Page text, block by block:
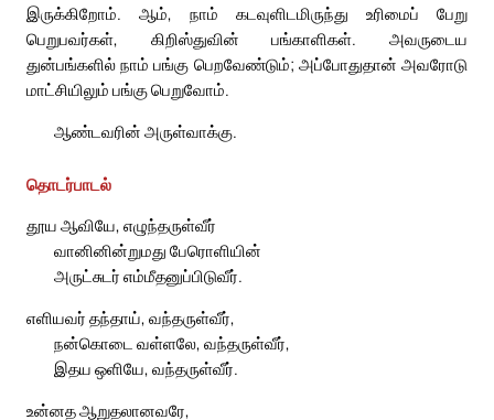
இருக்கிறோம். ஆம், நாம் கடவுளிடமிருந்து உரிமைப் பேறு
பெறுபவர்கள், கிறிஸ்துவின் பங்காளிகள். அவருடைய
துன்பங்களில் நாம் பங்கு பெறவேண்டும்; அப்போதுதான் அவரோடு
மாட்சியிலும் பங்கு பெறுவோம்.
ஆண்டவரின் அருள்வாக்கு.
தொடர்பாடல்
தூய ஆவியே, எழுந்தருள்வீர்
வானினின்றுமது பேரொளியின்
அருட்சுடர் எம்மீதனுப்பிடுவீர்.
எளியவர் தந்தாய், வந்தருள்வீர்,
நன்கொடை வள்ளலே, வந்தருள்வீர்,
இதய ஒளியே, வந்தருள்வீர்.
உன்னத ஆறுதலானவரே,